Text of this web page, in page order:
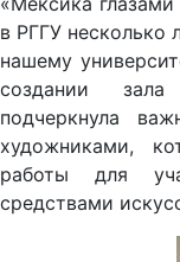
в РГГУ несколько
нашему
создании
подчеркнула
художниками,
работы для
средствами